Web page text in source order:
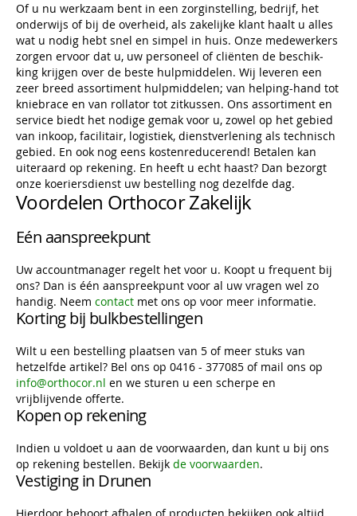
Of u nu werkzaam bent in een zorginstelling, bedrijf, het
onderwijs of bij de overheid, als zakelijke klant haalt u alles
wat u nodig hebt snel en simpel in huis. Onze medewerkers
zorgen ervoor dat u, uw personeel of cliënten de beschik­
king krijgen over de beste hulpmiddelen. Wij leveren een
zeer breed assortiment hulpmiddelen; van helping-hand tot
kniebrace en van rollator tot zitkussen. Ons assortiment en
service biedt het nodige gemak voor u, zowel op het gebied
van inkoop, facilitair, logistiek, dienstverlening als technisch
gebied. En ook nog eens kostenreducerend! Betalen kan
uiteraard op rekening. En heeft u echt haast? Dan bezorgt
onze koeriersdienst uw bestelling nog dezelfde dag.
Voordelen Orthocor Zakelijk
Eén aanspreekpunt
Uw accountmanager regelt het voor u. Koopt u frequent bij
ons? Dan is één aanspreekpunt voor al uw vragen wel zo
handig. Neem contact met ons op voor meer informatie.
Korting bij bulkbestellingen
Wilt u een bestelling plaatsen van 5 of meer stuks van
hetzelfde artikel? Bel ons op 0416 - 377085 of mail ons op
info@orthocor.nl en we sturen u een scherpe en
vrijblijvende offerte.
Kopen op rekening
Indien u voldoet u aan de voorwaarden, dan kunt u bij ons
op rekening bestellen. Bekijk de voorwaarden.
Vestiging in Drunen